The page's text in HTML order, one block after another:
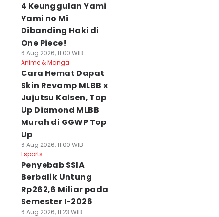
4 Keunggulan Yami
Yami no Mi
Dibanding Haki di
One Piece!
6 Aug 2026, 11:00 WIB
Anime & Manga
Cara Hemat Dapat
Skin Revamp MLBB x
Jujutsu Kaisen, Top
Up Diamond MLBB
Murah di GGWP Top
Up
6 Aug 2026, 11:00 WIB
Esports
Penyebab SSIA
Berbalik Untung
Rp262,6 Miliar pada
Semester I-2026
6 Aug 2026, 11:23 WIB